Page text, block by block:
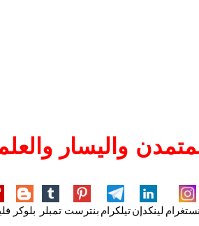
واليسار
لينكدإنتيلكرام بنترست تمبلر بلوكر